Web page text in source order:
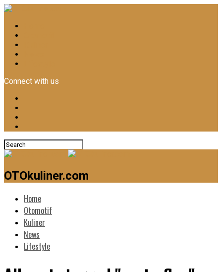
Connect with us
OTOkuliner.com
Home
Otomotif
Kuliner
News
Lifestyle